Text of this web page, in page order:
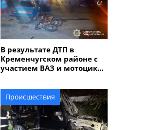
В результате ДТП в
Кременчугском районе с
участием ВАЗ и мотоцикла
Происшествия